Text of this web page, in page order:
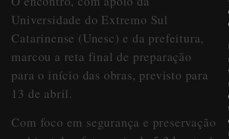
Universidade do Extremo Sul
Catarinense (Unesc) e da prefeitura,
marcou a reta final de preparação
para o início das obras, previsto para
13 de abril.
Com foco em segurança e preservação